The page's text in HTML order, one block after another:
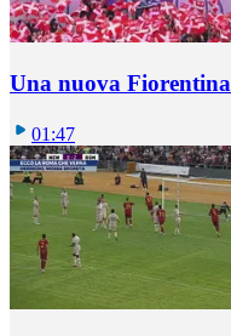
Una nuova Fiorentina
01:47